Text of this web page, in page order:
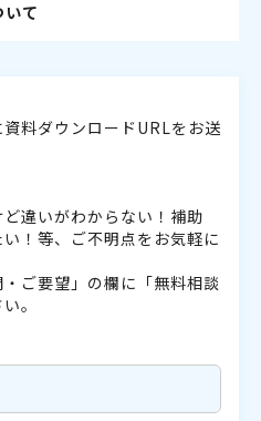
て
料ダウンロードURLをお送
違いがわからない！補助
！等、ご不明点をお気軽に
ご要望」の欄に「無料相談
。